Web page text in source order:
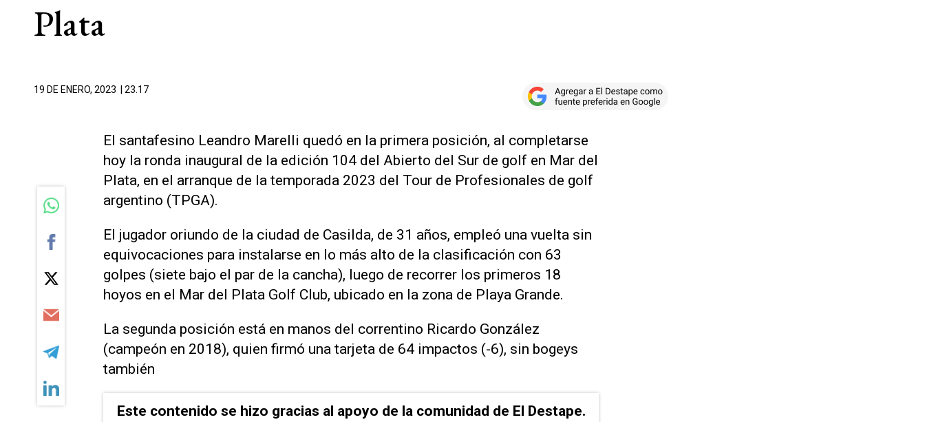
Plata
19 DE ENERO, 2023 | 23.17
El santafesino Leandro Marelli quedó en la primera posición, al completarse
hoy la ronda inaugural de la edición 104 del Abierto del Sur de golf en Mar del
Plata, en el arranque de la temporada 2023 del Tour de Profesionales de golf
argentino (TPGA).
El jugador oriundo de la ciudad de Casilda, de 31 años, empleó una vuelta sin
equivocaciones para instalarse en lo más alto de la clasificación con 63
golpes (siete bajo el par de la cancha), luego de recorrer los primeros 18
hoyos en el Mar del Plata Golf Club, ubicado en la zona de Playa Grande.
La segunda posición está en manos del correntino Ricardo González
(campeón en 2018), quien firmó una tarjeta de 64 impactos (-6), sin bogeys
también
Este contenido se hizo gracias al apoyo de la comunidad de El Destape.